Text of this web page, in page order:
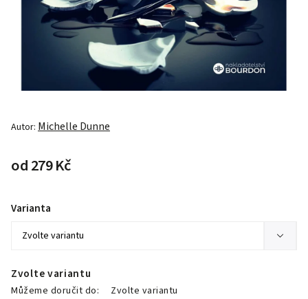
Autor: Michelle Dunne
od279 Kč
Zvolte variantu
Můžeme doručit do: Zvolte variantu
Varianta